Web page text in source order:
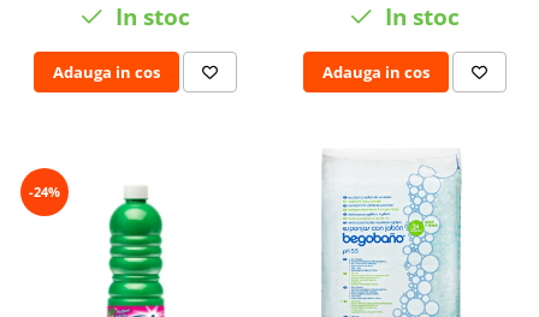
In stoc
Adauga in cos
In stoc
Adauga in cos
-24%